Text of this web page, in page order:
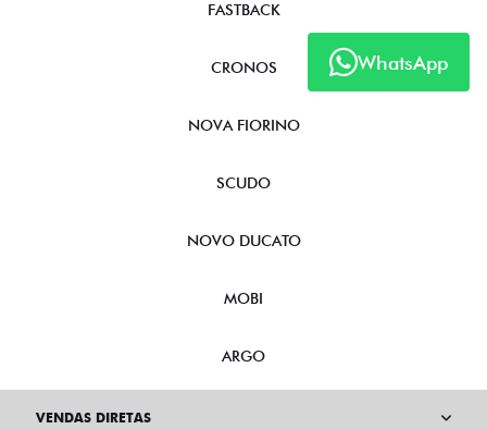
WhatsApp
FASTBACK
CRONOS
NOVA FIORINO
SCUDO
NOVO DUCATO
MOBI
ARGO
VENDAS DIRETAS